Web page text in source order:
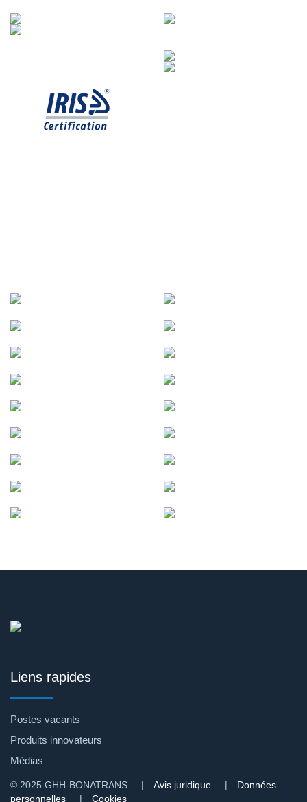
Liens rapides
Postes vacants
Produits innovateurs
Médias
© 2025 GHH-BONATRANS | Avis juridique |
Données
personnelles | Cookies